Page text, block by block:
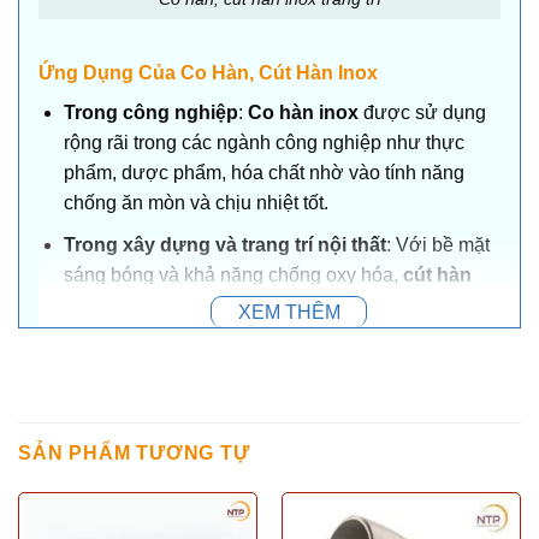
Ứng Dụng Của Co Hàn, Cút Hàn Inox
Trong công nghiệp: Co hàn inoxđược sử dụng
rộng rãi trong các ngành công nghiệp như thực
phẩm, dược phẩm, hóa chất nhờ vào tính năng
chống ăn mòn và chịu nhiệt tốt.
Trong xây dựng và trang trí nội thất: Với bề mặt
sáng bóng và khả năng chống oxy hóa, cút hàn
thường được sử dụng trong các
công trình kiến trúc, tạo nên điểm nhấn sang trọng
: Inox là một chất liệu nổi tiếng với khả
XEM THÊM
SẢN PHẨM TƯƠNG TỰ